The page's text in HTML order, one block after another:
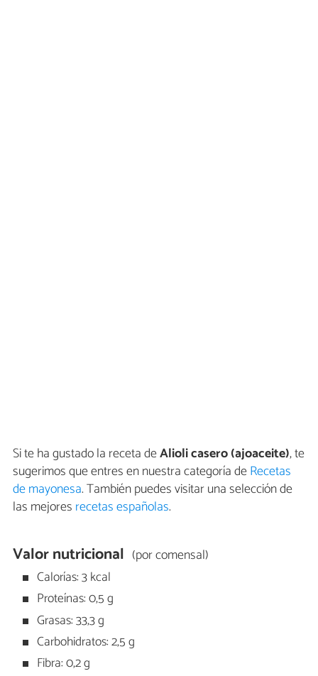
Si te ha gustado la receta deAlioli casero (ajoaceite), te
sugerimos que entres en nuestra categoría deRecetas
de mayonesa. También puedes visitar una selección de
las mejores recetas españolas.
Valor nutricional (por comensal)
Calorías: 3 kcal
Proteínas: 0,5 g
Grasas: 33,3 g
Carbohidratos: 2,5 g
Fibra: 0,2 g